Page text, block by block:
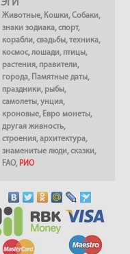
ТЭГИ
Животные, Кошки,Собаки,
знаки зодиака,спорт,
корабли,свадьбы,техника,
космос,лошади, птицы,
растения, правители,
города, Памятные даты,
праздники, рыбы,
самолеты,унция,
кроновые, Евро монеты,
другая живность,
строения,архитектура,
знаменитые люди,сказки,
FAO, РИО